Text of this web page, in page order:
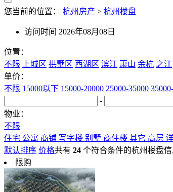
您当前的位置： 杭州房产 > 杭州楼盘
访问时间 2026年08月08日
位置：
不限
上城区 拱墅区 西湖区 滨江 萧山 余杭 之江
单价：
不限 15000以下 15000-20000 25000-35000
-
物业：
不限
住宅 公寓 商铺 写字楼 别墅 商住楼 其它 高层
默认排序 价格共有 24 个符合条件的杭州楼盘信
限购